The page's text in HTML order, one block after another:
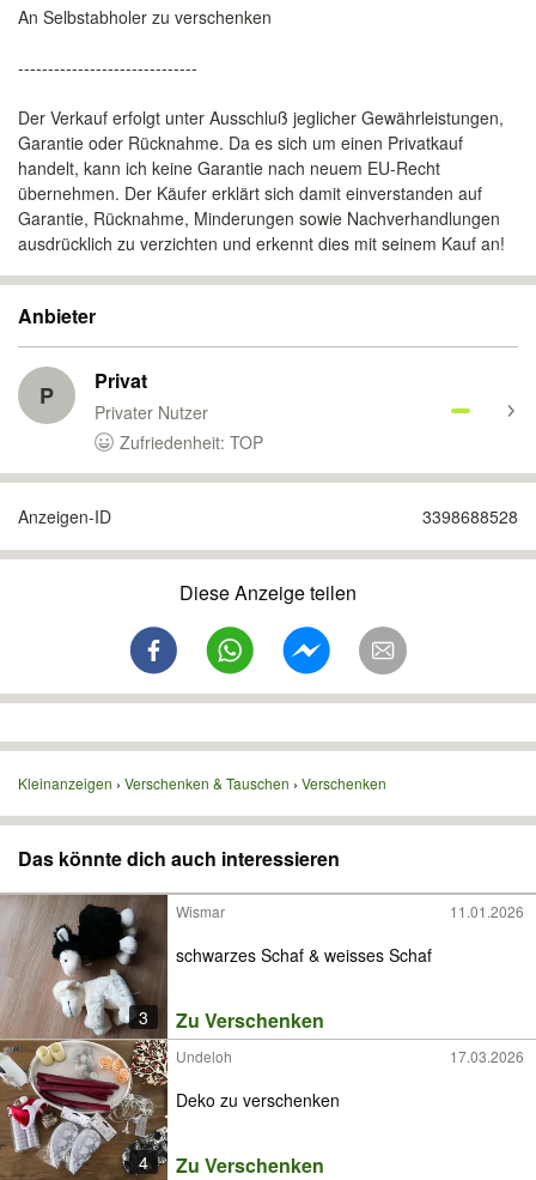
An Selbstabholer zu verschenken
------------------------------
Der Verkauf erfolgt unter Ausschluß jeglicher Gewährleistungen,
Garantie oder Rücknahme. Da es sich um einen Privatkauf
handelt, kann ich keine Garantie nach neuem EU-Recht
übernehmen. Der Käufer erklärt sich damit einverstanden auf
Garantie, Rücknahme, Minderungen sowie Nachverhandlungen
ausdrücklich zu verzichten und erkennt dies mit seinem Kauf an!
Anbieter
P Privat
Privater Nutzer
Zufriedenheit: TOP
Anzeigen-ID 3398688528
Diese Anzeige teilen
Kleinanzeigen Verschenken & Tauschen Verschenken
Das könnte dich auch interessieren
3
Wismar 11.01.2026
schwarzes Schaf & weisses Schaf
Zu Verschenken
4
Undeloh 17.03.2026
Deko zu verschenken
Zu Verschenken